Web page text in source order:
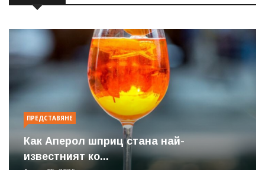
ПРЕДСТАВЯНЕ
Как Аперол шприц стана най-
известният ко...